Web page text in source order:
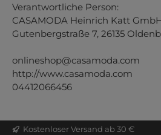
Verantwortliche Person:
CASAMODA Heinrich Katt
Gutenbergstraße 7, 26135
onlineshop@casamoda.com
http://www.casamoda.com
04412066456
Kostenloser Versand ab 30 €